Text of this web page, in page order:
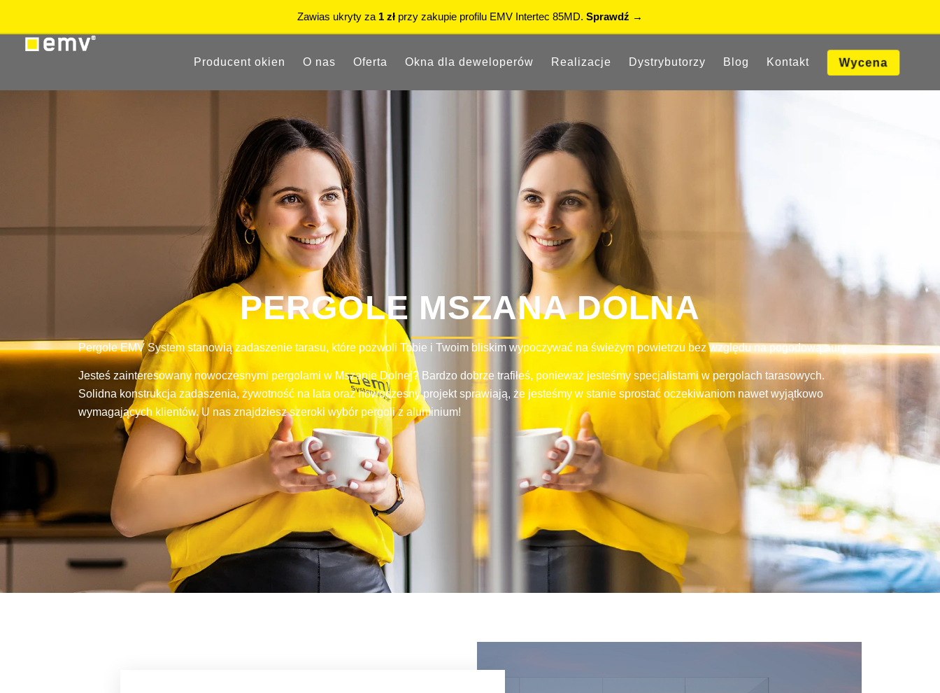
15% rabatuna okna PVC i aluminiowe w Showroomie.Sprawdź
Producent okien O nas Oferta Okna dla deweloperów Realizacje Dystrybutorzy Blog Kontakt Wycena
PERGOLE MSZANA DOLNA
Pergole EMV System stanowią zadaszenie tarasu, które pozwoli Tobie i Twoim bliskim wypoczywać na świeżym powietrzu bez względu na pogodową aurę.
Jesteś zainteresowany nowoczesnymi pergolami w Mszanie Dolnej? Bardzo dobrze trafiłeś, ponieważ jesteśmy specjalistami w pergolach tarasowych.
Solidna konstrukcja zadaszenia, żywotność na lata oraz nowoczesny projekt sprawiają, że jesteśmy w stanie sprostać oczekiwaniom nawet wyjątkowo
wymagających klientów. U nas znajdziesz szeroki wybór pergoli z aluminium!